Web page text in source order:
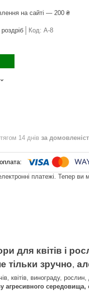
на сайті — 200 ₴
Код: А-8
14 днів за
платежі. Тепер
для квітів і
тільки зручно,
квітів, винограду,
агресивного середовища,